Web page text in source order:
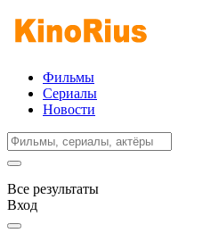
Фильмы
Сериалы
Новости
Все результаты
Вход